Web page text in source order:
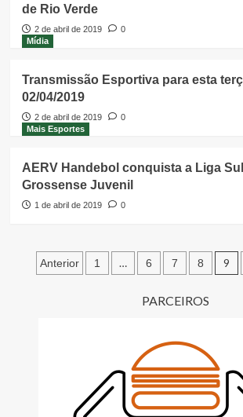
de Rio Verde
2 de abril de 2019
0
Mídia
Transmissão Esportiva para esta
02/04/2019
2 de abril de 2019
0
Mais Esportes
AERV Handebol conquista a Liga
Grossense Juvenil
1 de abril de 2019 0
Paginação
Anterior 1 … 6 7 8 9
PARCEIROS